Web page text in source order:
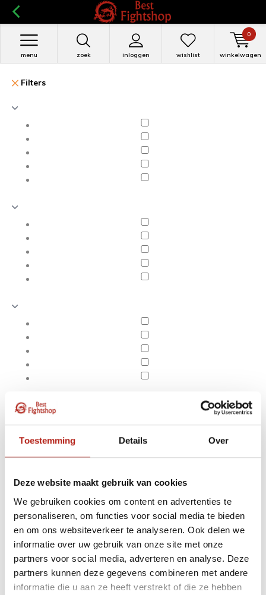
Toestemming Details Over
Deze website maakt gebruik van cookies
We gebruiken cookies om content en advertenties te
personaliseren, om functies voor social media te bieden
en om ons websiteverkeer te analyseren. Ook delen we
informatie over uw gebruik van onze site met onze
partners voor social media, adverteren en analyse. Deze
partners kunnen deze gegevens combineren met andere
informatie die u aan ze heeft verstrekt of die ze hebben
zoek inloggen
menu wishlist winkelwagen
0
Filters
Apply filters
Producten getagd met
Bokshandschoen
Starpro secure-fit training glove |rood-
zwart
Producten